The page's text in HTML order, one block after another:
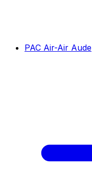
PAC Air-Air Aude